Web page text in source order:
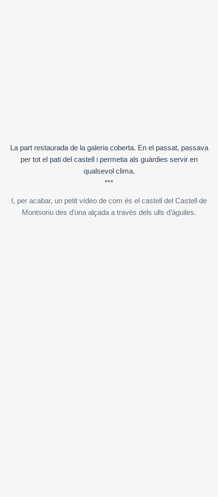
La part restaurada de la galeria coberta. En el passat, passava
per tot el pati del castell i permetia als guàrdies servir en
qualsevol clima.
***
I, per acabar, un petit vídeo de com és el castell del Castell de
Montsoriu des d’una alçada a través dels ulls d’àguiles.